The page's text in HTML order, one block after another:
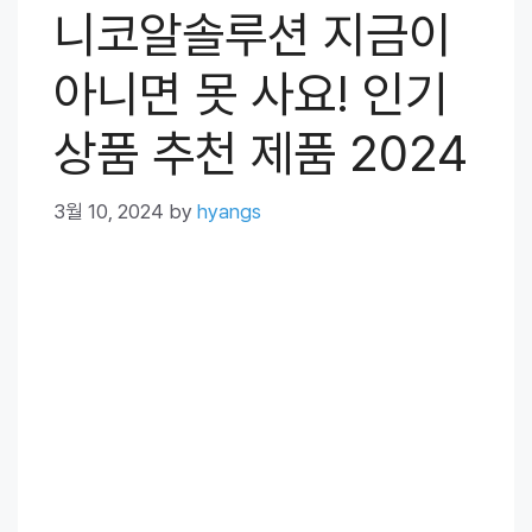
니코알솔루션 지금이
아니면 못 사요! 인기
상품 추천 제품 2024
3월 10, 2024 by hyangs